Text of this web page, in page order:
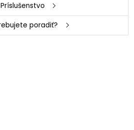
Príslušenstvo
poradiť?